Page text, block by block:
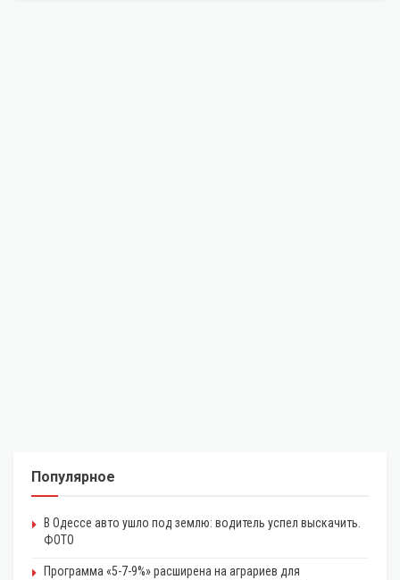
Популярное
В Одессе авто ушло под землю: водитель успел выскачить.
ФОТО
Программа «5-7-9%» расширена на аграриев для